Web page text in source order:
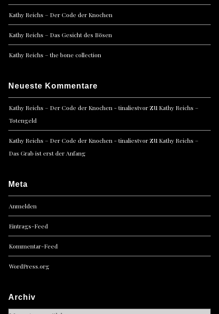
Kathy Reichs – Der Code der Knochen
Kathy Reichs – Das Gesicht des Bösen
Kathy Reichs – the bone collection
Neueste Kommentare
Kathy Reichs – Der Code der Knochen - tinaliestvorzu Kathy Reichs –
Totengeld
Kathy Reichs – Der Code der Knochen - tinaliestvorzu Kathy Reichs –
Das Grab ist erst der Anfang
Meta
Anmelden
Eintrags-Feed
Kommentar-Feed
WordPress.org
Archiv